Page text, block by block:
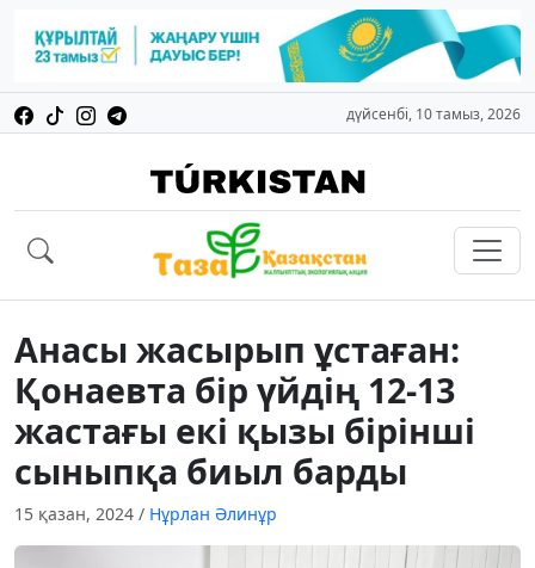
дүйсенбі, 10 тамыз, 2026
Анасы жасырып ұстаған:
Қонаевта бір үйдің 12-13
жастағы екі қызы бірінші
сыныпқа биыл барды
15 қазан, 2024 / Нұрлан Әлинұр